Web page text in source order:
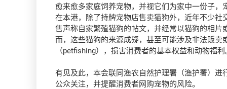
愈来愈多家庭饲养宠物，并视它们为家中一份子，
在本港，除了持牌宠物店售卖猫狗外，近年不少社
售声称自家繁殖猫狗的帖文，并经常以猫狗的相片
而，这些猫狗的来源成疑，甚至可能涉及非法贩卖
（petfishing），损害消费者的基本权益和动物福
有见及此，本会联同渔农自然护理署（渔护署）进
公众关注，并提醒消费者网购宠物的风险。